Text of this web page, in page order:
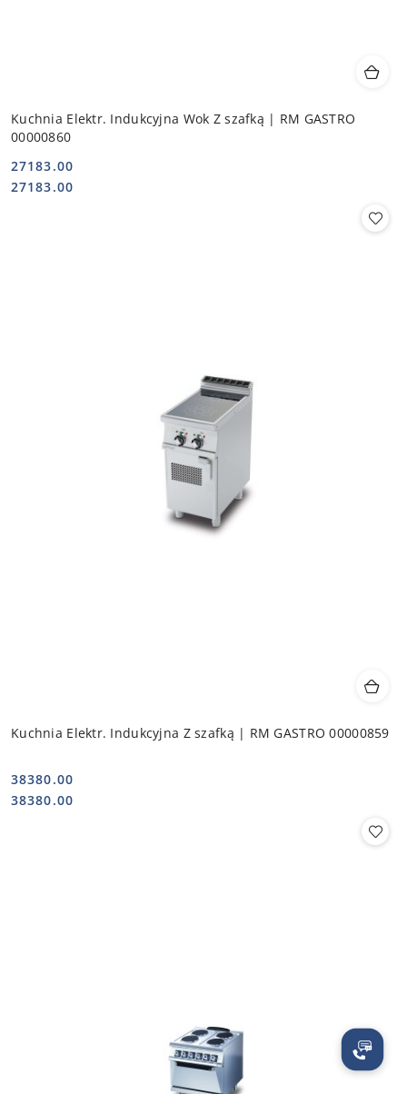
Kuchnia Elektr. Indukcyjna Wok Z szafką | RM GASTRO
00000860
Cena:
27183.00
Cena:
27183.00
Kuchnia Elektr. Indukcyjna Z szafką | RM GASTRO 00000859
Cena:
38380.00
Cena:
38380.00